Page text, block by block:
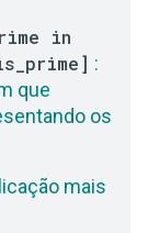
in
:
que
os
mais